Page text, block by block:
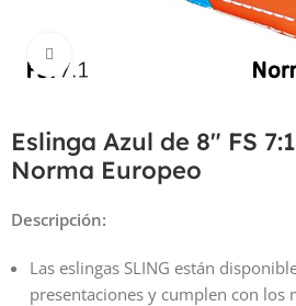
Eslinga Azul de 8″ FS
Norma Europeo
Descripción:
Las eslingas SLING están
presentaciones y cumplen con los